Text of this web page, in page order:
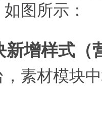
图所示：
新增样式（
，素材模块